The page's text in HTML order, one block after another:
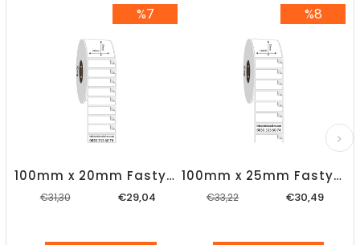
100mm x 20mm Fastyre Etiket
€29,04
€31,30
%7
100mm x 25mm Fastyre Etiket
€30,49
€33,22
%8